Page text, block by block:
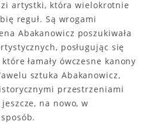
artystki, która wielokrotnie
reguł. Są wrogami
Abakanowicz poszukiwała
posługując się
łamały ówczesne kanony
sztuka Abakanowicz,
przestrzeniami
na nowo, w